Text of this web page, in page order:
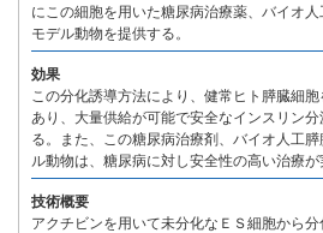
にこの細胞を用いた糖尿病治療薬、バイオ
モデル動物を提供する。
効果
この分化誘導方法により、健常ヒト膵臓細
あり、大量供給が可能で安全なインスリン
る。また、この糖尿病治療剤、バイオ人工
ル動物は、糖尿病に対し安全性の高い治療が
技術概要
アクチビンを用いて未分化なＥＳ細胞から